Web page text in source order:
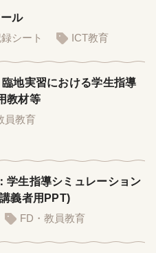
ル
シート ICT教育
地実習における学生指導
教材等
員教育
学生指導シミュレーション
義者用PPT)
FD・教員教育